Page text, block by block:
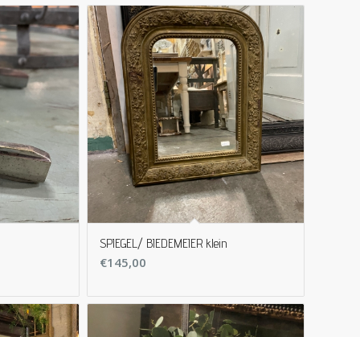
SPIEGEL/ BIEDEMEIER klein
€145,00